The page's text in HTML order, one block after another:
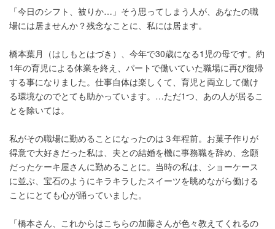
「今日のシフト、被りか…」そう思ってしまう人が、あなたの職
場には居ませんか？残念なことに、私には居ます。
橋本葉月（はしもとはづき）、今年で30歳になる1児の母です。約
1年の育児による休業を終え、パートで働いていた職場に再び復帰
する事になりました。仕事自体は楽しくて、育児と両立して働け
る環境なのでとても助かっています。…ただ1つ、あの人が居るこ
とを除いては。
私がその職場に勤めることになったのは３年程前。お菓子作りが
得意で大好きだった私は、夫との結婚を機に事務職を辞め、念願
だったケーキ屋さんに勤めることに。当時の私は、ショーケース
に並ぶ、宝石のようにキラキラしたスイーツを眺めながら働ける
ことにとても心が踊っていました。
「橋本さん、これからはこちらの加藤さんが色々教えてくれるの